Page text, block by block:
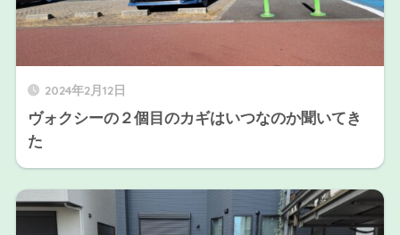
2024年2月12日
ヴォクシーの２個目のカギはいつなのか聞いてき
た